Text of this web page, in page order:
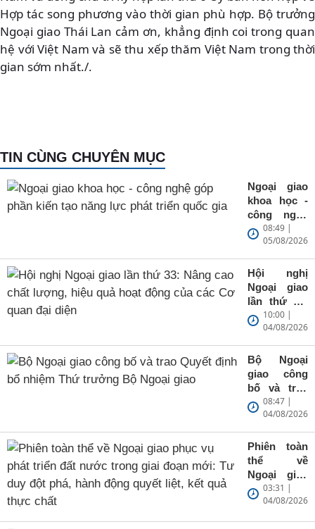
Hợp tác song phương vào thời gian phù hợp. Bộ trưởng
Ngoại giao Thái Lan cảm ơn, khẳng định coi trong quan
hệ với Việt Nam và sẽ thu xếp thăm Việt Nam trong thời
gian sớm nhất./.
TIN CÙNG CHUYÊN MỤC
Ngoại giao
khoa học -
công nghệ
góp phần
kiến tạo
năng lực
phát triển
quốc gia
08:49 |
05/08/2026
Hội nghị
Ngoại giao
lần thứ 33:
Nâng cao
chất lượng,
hiệu quả
hoạt động
của các Cơ
quan đại
diện
10:00 |
04/08/2026
Bộ Ngoại
giao công
bố và trao
Quyết định
bổ nhiệm
Thứ trưởng
Bộ Ngoại
giao
08:47 |
04/08/2026
Phiên toàn
thể về
Ngoại giao
phục vụ
phát triển
03:31 |
04/08/2026